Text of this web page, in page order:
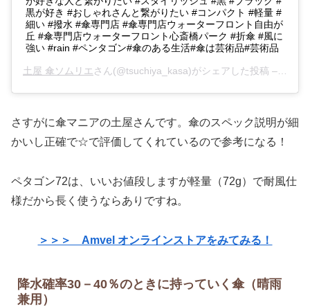
黒が好き #おしゃれさんと繋がりたい #コンパクト #軽量 #
細い #撥水 #傘専門店 #傘専門店ウォーターフロント自由が
丘 #傘専門店ウォーターフロント心斎橋パーク #折傘 #風に
強い #rain #ペンタゴン#傘のある生活#傘は芸術品#芸術品
土屋 傘ソムリエさん(@tsuchiya_kasa)がシェアした投稿 – 2019
さすがに傘マニアの土屋さんです。傘のスペック説明が細
かいし正確で☆で評価してくれているので参考になる！
ペタゴン72は、いいお値段しますが軽量（72g）で耐風仕
様だから長く使うならありですね。
＞＞＞ Amvel オンラインストアをみてみる！
降水確率30－40％のときに持っていく傘（晴雨
兼用）